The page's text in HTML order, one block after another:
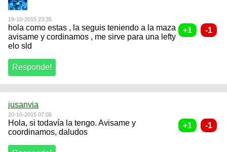
19-10-2015 23:35
hola como estas , la seguis teniendo a la maza
avisame y cordinamos , me sirve para una lefty
elo sld
jusanvia
20-10-2015 07:05
Hola, si todavía la tengo. Avisame y
coordinamos, daludos